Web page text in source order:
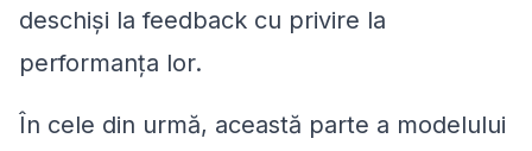
deschiși la feedback cu privire la
performanța lor.
În cele din urmă, această parte a modelului